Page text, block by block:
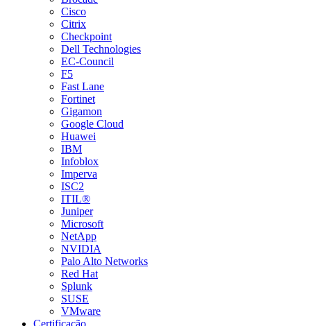
Cisco
Citrix
Checkpoint
Dell Technologies
EC-Council
F5
Fast Lane
Fortinet
Gigamon
Google Cloud
Huawei
IBM
Infoblox
Imperva
ISC2
ITIL®
Juniper
Microsoft
NetApp
NVIDIA
Palo Alto Networks
Red Hat
Splunk
SUSE
VMware
Certificação